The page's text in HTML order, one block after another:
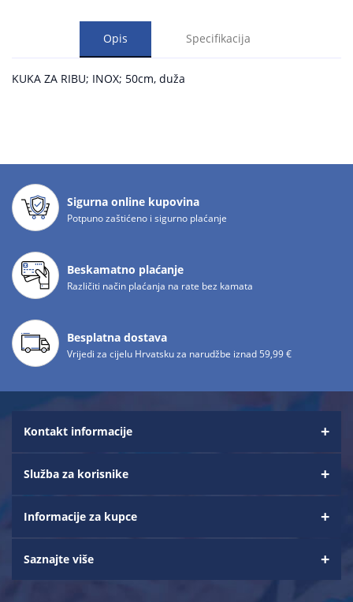
Opis Specifikacija
KUKA ZA RIBU; INOX; 50cm, duža
Sigurna online kupovina
Potpuno zaštićeno i sigurno plaćanje
Beskamatno plaćanje
Različiti način plaćanja na rate bez kamata
Besplatna dostava
Vrijedi za cijelu Hrvatsku za narudžbe iznad 59,99 €
Kontakt informacije
Služba za korisnike
Informacije za kupce
Saznajte više